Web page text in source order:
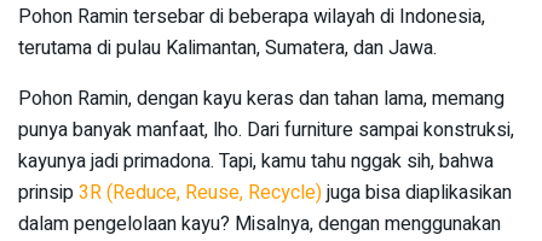
Pohon Ramin tersebar di beberapa wilayah di Indonesia,
terutama di pulau Kalimantan, Sumatera, dan Jawa.
Pohon Ramin, dengan kayu keras dan tahan lama, memang
punya banyak manfaat, lho. Dari furniture sampai konstruksi,
kayunya jadi primadona. Tapi, kamu tahu nggak sih, bahwa
prinsip3R (Reduce, Reuse, Recycle)juga bisa diaplikasikan
dalam pengelolaan kayu? Misalnya, dengan menggunakan